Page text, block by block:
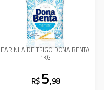
FARINHA DE TRIGO DONA BENTA
1KG
R$ 5,98